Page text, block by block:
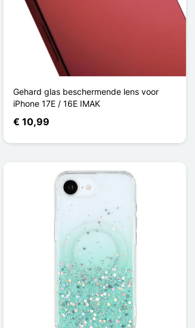
Gehard glas beschermende lens voor
iPhone 17E / 16E IMAK
€ 10,99